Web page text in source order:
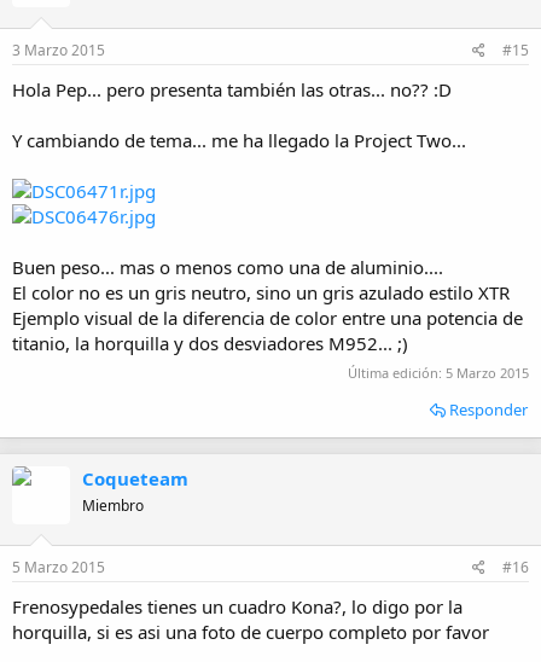
n
s
3 Marzo 2015 #15
Hola Pep... pero presenta también las otras... no?? :D
Y cambiando de tema... me ha llegado la Project Two...
Buen peso... mas o menos como una de aluminio....
El color no es un gris neutro, sino un gris azulado estilo XTR
Ejemplo visual de la diferencia de color entre una potencia de
titanio, la horquilla y dos desviadores M952... ;)
Última edición: 5 Marzo 2015
Responder
Coqueteam
Miembro
5 Marzo 2015 #16
Frenosypedales tienes un cuadro Kona?, lo digo por la
horquilla, si es asi una foto de cuerpo completo por favor